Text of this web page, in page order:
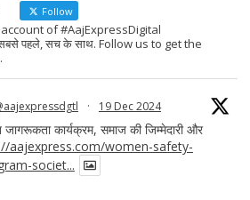
Follow
of #AajExpressDigital
पहले, सच के साथ. Follow us to get the
· 19 Dec 2024
जागरूकता कार्यक्रम, समाज की जिम्मेदारी और
aajexpress.com/women-safety-
societ...